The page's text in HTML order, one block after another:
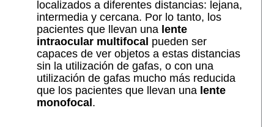
localizados a diferentes distancias: lejana,
intermedia y cercana. Por lo tanto, los
pacientes que llevan una lente
intraocular multifocal pueden ser
capaces de ver objetos a estas distancias
sin la utilización de gafas, o con una
utilización de gafas mucho más reducida
que los pacientes que llevan una lente
monofocal .